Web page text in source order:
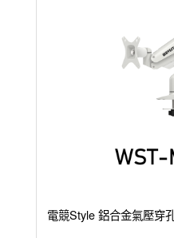
電競Style 鋁合金氣壓穿